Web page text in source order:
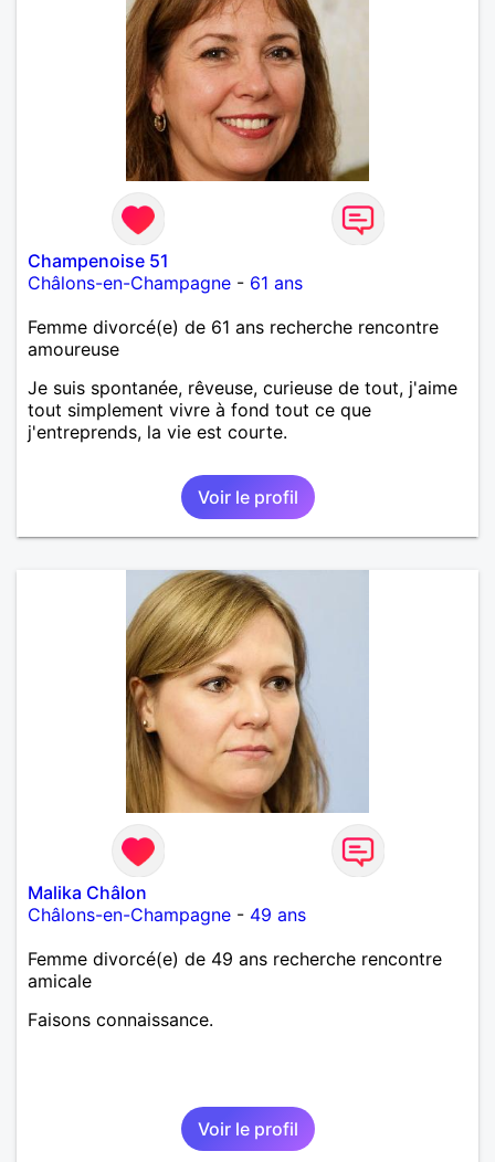
Champenoise 51
Châlons-en-Champagne - 61 ans
Femme divorcé(e) de 61 ans recherche rencontre
amoureuse
Je suis spontanée, rêveuse, curieuse de tout, j'aime
tout simplement vivre à fond tout ce que
j'entreprends, la vie est courte.
Voir le profil
Malika Châlon
Châlons-en-Champagne - 49 ans
Femme divorcé(e) de 49 ans recherche rencontre
amicale
Faisons connaissance.
Voir le profil